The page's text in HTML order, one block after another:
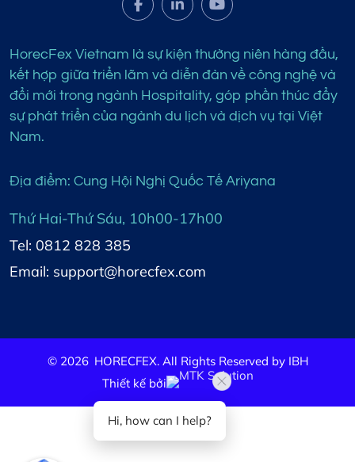
HorecFex Vietnam là sự kiện thường niên hàng đầu,
kết hợp giữa triển lãm và diễn đàn về công nghệ và
đổi mới trong ngành Hospitality, góp phần thúc đẩy
sự phát triển của ngành du lịch và dịch vụ tại Việt
Nam.
Địa điểm: Cung Hội Nghị Quốc Tế Ariyana
Thứ Hai-Thứ Sáu, 10h00-17h00
Tel: 0812 828 385
Email: support@horecfex.com
© 2026 HORECFEX. All Rights Reserved by IBH
Thiết kế bởi
Hi, how can I help?